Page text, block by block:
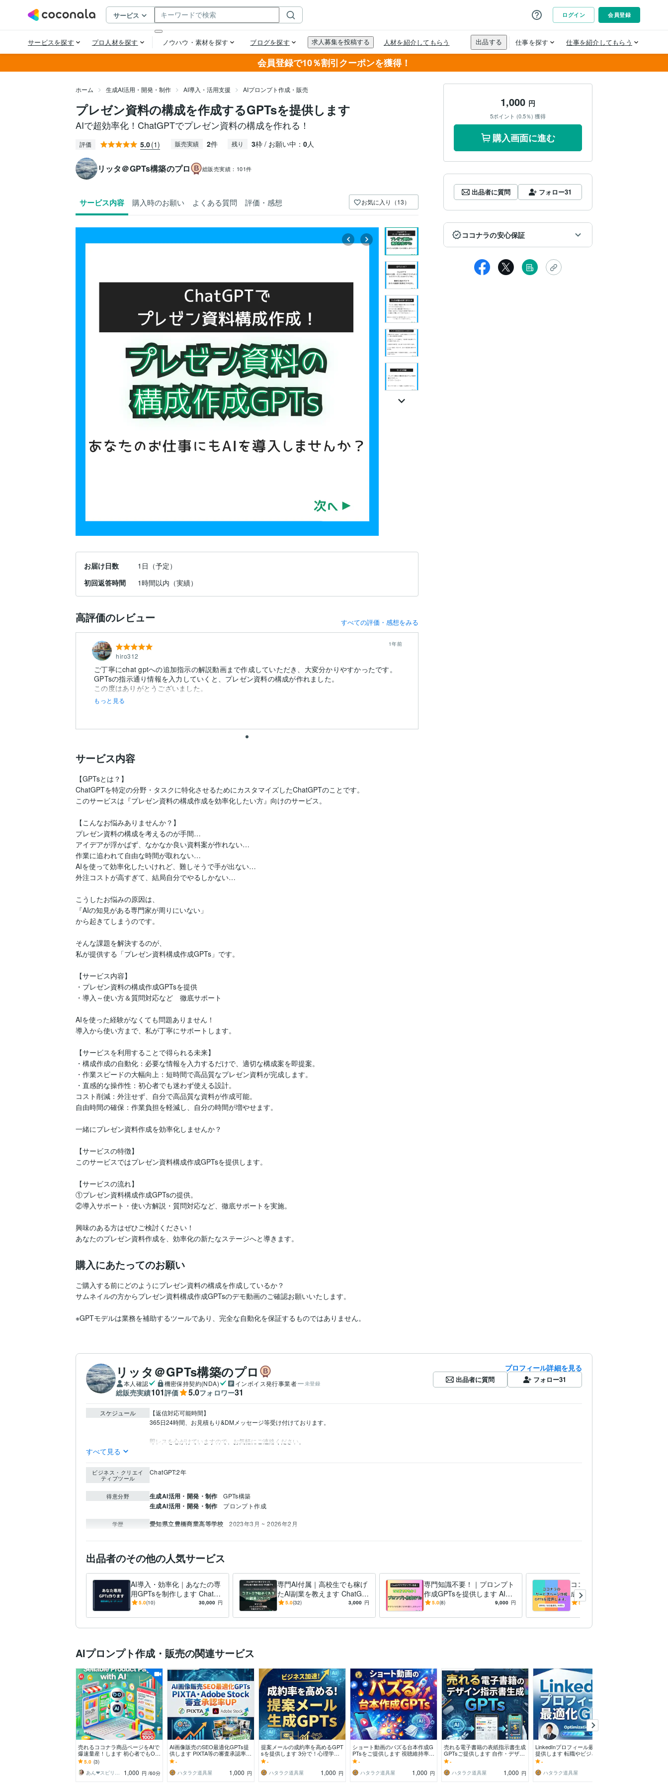
会員登録で10％割引クーポンを獲得！
ホーム 生成AI活用・開発・制作 AI導入・活用支援 AIプロンプト作成・販売
プレゼン資料の構成を作成するGPTsを提供します
AIで超効率化！ChatGPTでプレゼン資料の構成を作れる！
評価 5.0(1) 販売実績 2件 残り 3枠 / お願い中： 0人
リッタ＠GPTs構築のプロ 総販売実績： 101件
サービス内容 購入時のお願い よくある質問 評価・感想 お気に入り（13）
お届け日数
1日（予定）
初回返答時間
1時間以内（実績）
高評価のレビュー すべての評価・感想をみる
hiro312
1年前
ご丁寧にchat gptへの追加指示の解説動画まで作成していただき、大変分かりやすかったです。
GPTsの指示通り情報を入力していくと、プレゼン資料の構成が作れました。
この度はありがとうございました。
もっと見る
サービス内容
【GPTsとは？】
ChatGPTを特定の分野・タスクに特化させるためにカスタマイズしたChatGPTのことです。
このサービスは『プレゼン資料の構成作成を効率化したい方』向けのサービス。
【こんなお悩みありませんか？】
プレゼン資料の構成を考えるのが手間…
アイデアが浮かばず、なかなか良い資料案が作れない…
作業に追われて自由な時間が取れない…
AIを使って効率化したいけれど、難しそうで手が出ない…
外注コストが高すぎて、結局自分でやるしかない…
こうしたお悩みの原因は、
『AIの知見がある専門家が周りにいない」
から起きてしまうのです。
そんな課題を解決するのが、
私が提供する「プレゼン資料構成作成GPTs」です。
【サービス内容】
・プレゼン資料の構成作成GPTsを提供
・導入～使い方＆質問対応など　徹底サポート
AIを使った経験がなくても問題ありません！
導入から使い方まで、私が丁寧にサポートします。
【サービスを利用することで得られる未来】
・構成作成の自動化：必要な情報を入力するだけで、適切な構成案を即提案。
・作業スピードの大幅向上：短時間で高品質なプレゼン資料が完成します。
・直感的な操作性：初心者でも迷わず使える設計。
コスト削減：外注せず、自分で高品質な資料が作成可能。
自由時間の確保：作業負担を軽減し、自分の時間が増やせます。
一緒にプレゼン資料作成を効率化しませんか？
【サービスの特徴】
このサービスではプレゼン資料構成作成GPTsを提供します。
【サービスの流れ】
①プレゼン資料構成作成GPTsの提供。
②導入サポート・使い方解説・質問対応など、徹底サポートを実施。
興味のある方はぜひご検討ください！
あなたのプレゼン資料作成を、効率化の新たなステージへと導きます。
購入にあたってのお願い
ご購入する前にどのようにプレゼン資料の構成を作成しているか？
サムネイルの方からプレゼン資料構成作成GPTsのデモ動画のご確認お願いいたします。
※GPTモデルは業務を補助するツールであり、完全な自動化を保証するものではありません。
1,000 円
5ポイント (0.5％) 獲得
購入画面に進む
出品者に質問 フォロー31
ココナラの安心保証
リッタ＠GPTs構築のプロ
本人確認 機密保持契約(NDA) インボイス発行事業者 未登録
総販売実績101評価 5.0フォロワー31
プロフィール詳細を見る
出品者に質問 フォロー31
スケジュール
【返信対応可能時間】
365日24時間、お見積もり&DMメッセージ等受け付けております。
即レスを心がけていますので、お気軽にご連絡ください。
すべて見る
ビジネス・クリエイ
ティブツール
ChatGPT:2年
得意分野 生成AI活用・開発・制作 GPTs構築
生成AI活用・開発・制作 プロンプト作成
学歴 愛知県立豊橋商業高等学校 2023年3月 ~ 2026年2月
出品者のその他の人気サービス
AI導入・効率化｜あなたの専
用GPTsを制作します ChatG
PTが苦手でもOK｜完全オー
5.0(10) 30,000 円
専門AI付属｜高校生でも稼げ
たAI副業を教えます ChatGP
Tを知らない高校生でも稼げ
5.0(32) 3,000 円
専門知識不要！｜プロンプト
作成GPTsを提供します AI導
入でプロンプト構築｜革命的
5.0(8) 9,000 円
ココナラのサービス文章を作
成するAIを提供します SEO
最適化！質問に答えるだけで
5.0
AIプロンプト作成・販売の関連サービス
売れるココナラ商品ページをAIで
爆速量産！します 初心者でもO
K！最短5日でプロ顔負けの商品
ページを秒速で作成
5.0 (3)
あん❤スピリチュアル×論理で引き寄せる
1,000 円 /60分
AI画像販売のSEO最適化GPTs提
供します PIXTA等の審査承認率U
Pと作業時間短縮を実現！
-
ハタラク道具屋
1,000 円
提案メールの成約率を高めるGPT
sを提供します 3分で！心理学に
基づいた説得力のある提案メール
を生成
-
ハタラク道具屋
1,000 円
ショート動画のバズる台本作成G
PTsをご提供します 視聴維持率を
高める「黄金比率」の構成案を自
動生成！
-
ハタラク道具屋
1,000 円
売れる電子書籍の表紙指示書生成
GPTsご提供します 自作・デザイ
ナー依頼を失敗させない！デザイ
ン指示書を作成
-
ハタラク道具屋
1,000 円
LinkedInプロフィール最適化GPT
提供します 転職やビジネスチャ
ンスを引き寄せる！プロフィール
作成が可能
-
ハタラク道具屋